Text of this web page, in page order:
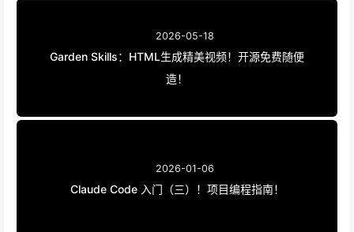
2026-05-18
Garden Skills：HTML生成精美视频！开源免费随便
造！
2026-01-06
Claude Code 入门（三）！项目编程指南！